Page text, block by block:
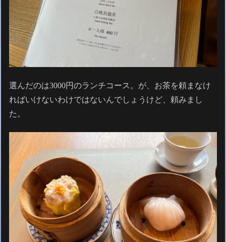
選んだのは3000円のランチコース。が、お茶を頼まなけ
ればいけないわけではないんでしょうけど、頼みまし
た。